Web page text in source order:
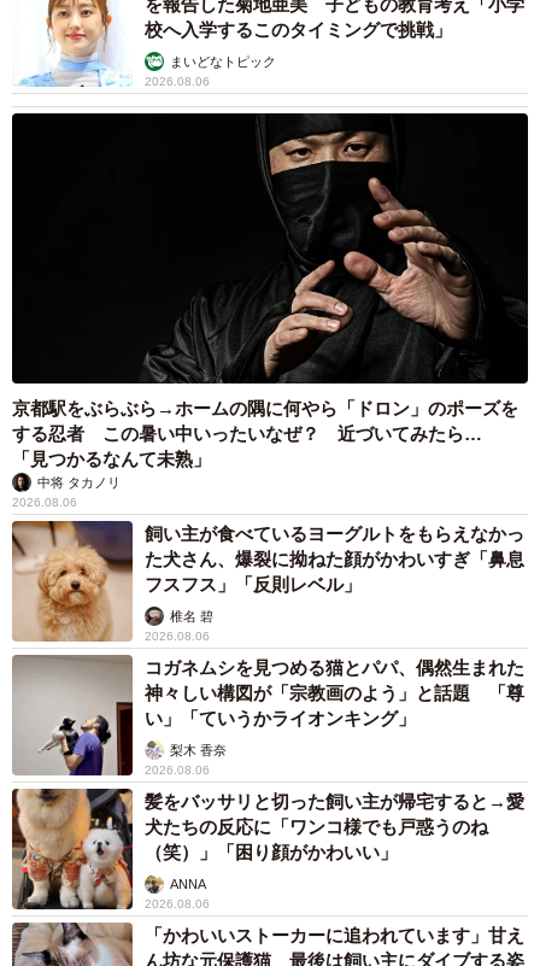
5/16
傷んでいたおでんは食べずに捨ててしまった（枇杷かな子さん提供）
6/16
家族を思い作ったおでん（枇杷かな子さん提供）
ーお父さんはなぜおでんを？
私への罪悪感があったのか、娘や家族に何かしてあげたい
を報告した菊地亜美 子どもの教育考え「小学
校へ入学するこのタイミングで挑戦」
まいどなトピック
2026.08.06
京都駅をぶらぶら→ホームの隅に何やら「ドロン」のポーズを
する忍者 この暑い中いったいなぜ？ 近づいてみたら…
「見つかるなんて未熟」
中将 タカノリ
2026.08.06
飼い主が食べているヨーグルトをもらえなかっ
た犬さん、爆裂に拗ねた顔がかわいすぎ「鼻息
フスフス」「反則レベル」
椎名 碧
2026.08.06
コガネムシを見つめる猫とパパ、偶然生まれた
神々しい構図が「宗教画のよう」と話題 「尊
い」「ていうかライオンキング」
梨木 香奈
2026.08.06
髪をバッサリと切った飼い主が帰宅すると→愛
犬たちの反応に「ワンコ様でも戸惑うのね
（笑）」「困り顔がかわいい」
ANNA
2026.08.06
「かわいいストーカーに追われています」甘え
ん坊な元保護猫 最後は飼い主にダイブする姿